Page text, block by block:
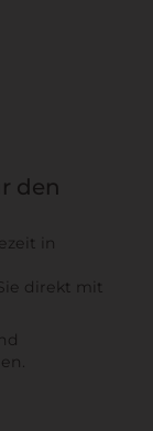
den
in
direkt mit